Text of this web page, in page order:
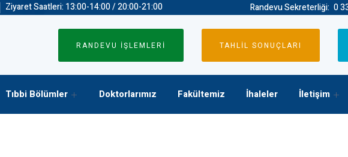
Ziyaret Saatleri: 13:00-14:00 / 20:00-21:00 Randevu Sekreterliği: 0
RANDEVU İŞLEMLERİ TAHLİL SONUÇLARI
Tıbbi Bölümler Doktorlarımız Fakültemiz İhaleler İletişim